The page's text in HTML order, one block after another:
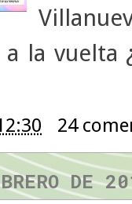
a la vuelta
24
DE